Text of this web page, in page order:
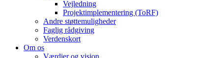
Vejledning
Projektimplementering (ToRF)
Andre støttemuligheder
Faglig rådgiving
Verdenskort
Om os
Værdier og vision